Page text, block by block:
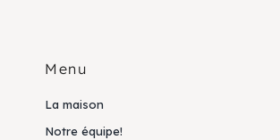
Menu
La maison
Notre équipe!